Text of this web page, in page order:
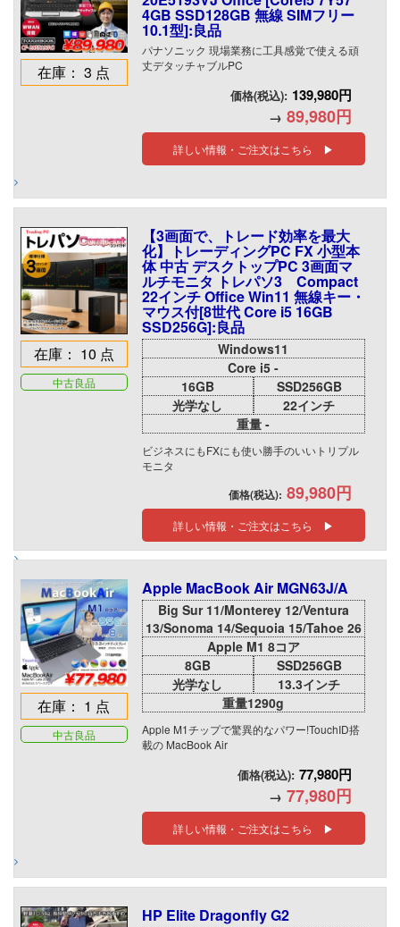
在庫： 3 点
4GB SSD128GB 無線 SIMフリー
10.1型]:良品
パナソニック 現場業務に工具感覚で使える頑
丈デタッチャブルPC
価格(税込): 139,980円
→ 89,980円
詳しい情報・ご注文はこちら ▶
在庫： 10 点
中古良品
【3画面で、トレード効率を最大
化】トレーディングPC FX 小型本
体 中古 デスクトップPC 3画面マ
ルチモニタ トレパソ3 Compact
22インチ Office Win11 無線キー・
マウス付[8世代 Core i5 16GB
SSD256G]:良品
Windows11
Core i5 -
16GB
SSD256GB
光学なし
22インチ
重量 -
ビジネスにもFXにも使い勝手のいいトリプル
モニタ
価格(税込): 89,980円
詳しい情報・ご注文はこちら ▶
在庫： 1 点
中古良品
Apple MacBook Air MGN63J/A
Big Sur 11/Monterey 12/Ventura
13/Sonoma 14/Sequoia 15/Tahoe 26
Apple M1 8コア
8GB
SSD256GB
光学なし
13.3インチ
重量1290g
Apple M1チップで驚異的なパワー!TouchID搭
載の MacBook Air
価格(税込): 77,980円
→ 77,980円
詳しい情報・ご注文はこちら ▶
HP Elite Dragonfly G2